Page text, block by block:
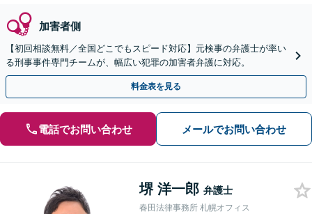
加害者側
【初回相談無料／全国どこでもスピード対応】元検事の弁護士が率い
る刑事事件専門チームが、幅広い犯罪の加害者弁護に対応。
料金表を見る
電話でお問い合わせ メールでお問い合わせ
堺 洋一郎 弁護士
春田法律事務所 札幌オフィス